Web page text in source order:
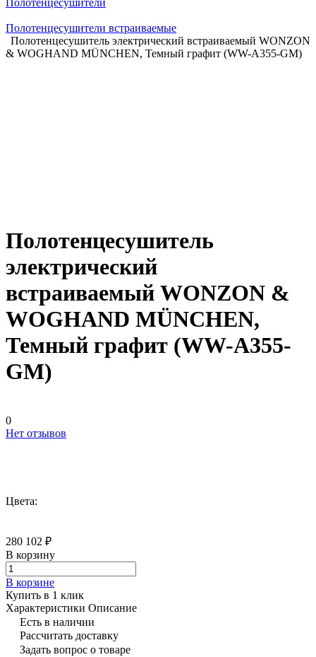
Полотенцесушители
Полотенцесушители встраиваемые
Полотенцесушитель электрический встраиваемый WONZON
& WOGHAND MÜNCHEN, Темный графит (WW-A355-GM)
Полотенцесушитель
электрический
встраиваемый WONZON &
WOGHAND MÜNCHEN,
Темный графит (WW-A355-
GM)
0
Нет отзывов
Цвета:
280 102 ₽
В корзину
В корзине
Купить в 1 клик
Характеристики Описание
Есть в наличии
Рассчитать доставку
Задать вопрос о товаре